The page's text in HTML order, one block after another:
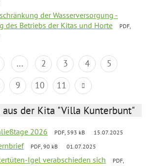
der Wasserversorgung -
des Betriebs der Kitas und Horte
PDF,
... 2 3 4
5
9 10 11
der Kita "Villa Kunterbunt"
2026 PDF, 593 kB 15.07.2025
PDF, 90 kB 01.07.2025
Igel verabschieden sich PDF,